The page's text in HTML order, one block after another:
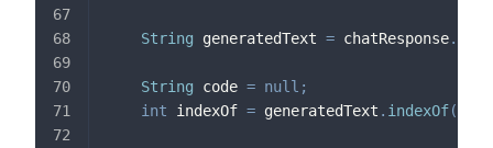
String generatedText = chatResponse.
String code = null ;
int indexOf = generatedText . indexOf(